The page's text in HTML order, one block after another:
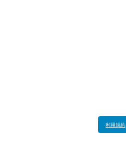
利用規約